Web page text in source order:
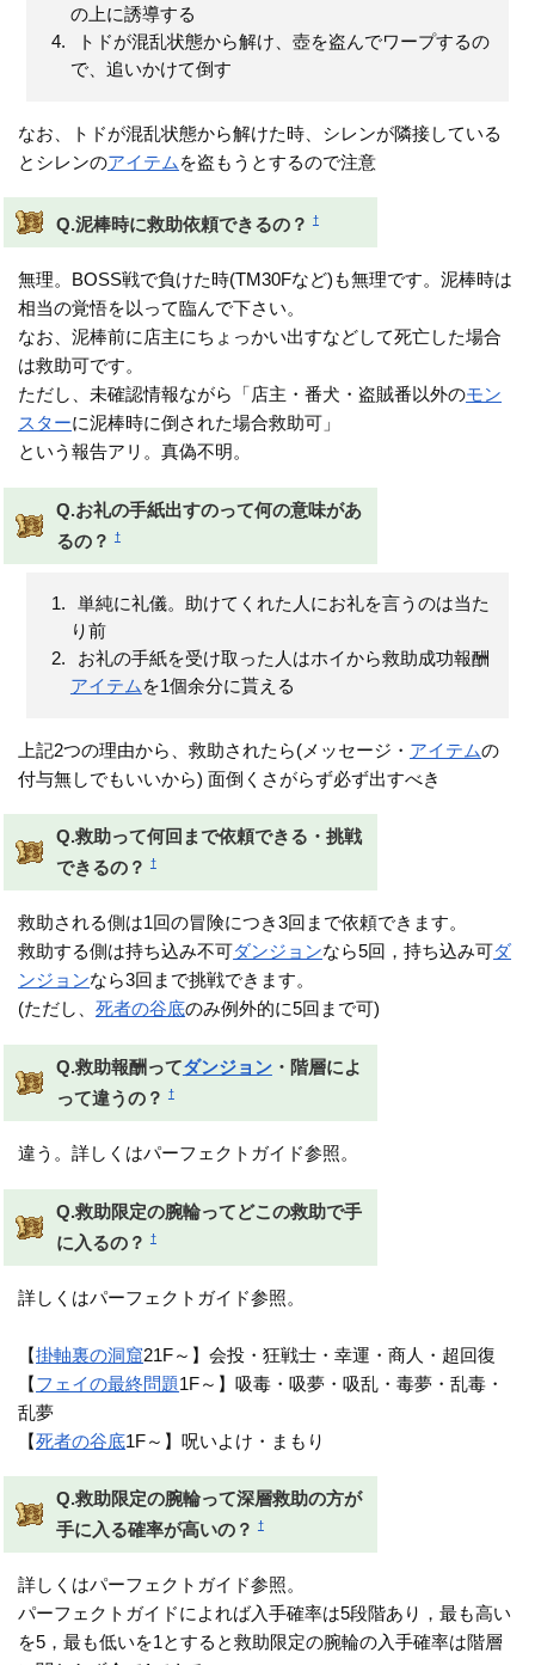
の上に誘導する
トドが混乱状態から解け、壺を盗んでワープするの
で、追いかけて倒す
なお、トドが混乱状態から解けた時、シレンが隣接している
とシレンのアイテム を盗もうとするので注意
Q.泥棒時に救助依頼できるの？ †
無理。BOSS戦で負けた時(TM30Fなど)も無理です。泥棒時は
相当の覚悟を以って臨んで下さい。
なお、泥棒前に店主にちょっかい出すなどして死亡した場合
は救助可です。
ただし、未確認情報ながら「店主・番犬・盗賊番以外のモン
スターに泥棒時に倒された場合救助可」
という報告アリ。真偽不明。
Q.お礼の手紙出すのって何の意味があ
るの？
†
単純に礼儀。助けてくれた人にお礼を言うのは当た
り前
お礼の手紙を受け取った人はホイから救助成功報酬
アイテム を1個余分に貰える
上記2つの理由から、救助されたら(メッセージ・ アイテムの
付与無しでもいいから) 面倒くさがらず必ず出すべき
Q.救助って何回まで依頼できる・挑戦
できるの？
†
救助される側は1回の冒険につき3回まで依頼できます。
救助する側は持ち込み不可ダンジョンなら5回，持ち込み可ダ
ンジョンなら3回まで挑戦できます。
(ただし、死者の谷底のみ例外的に5回まで可)
Q.救助報酬ってダンジョン・階層によ
って違うの？
†
違う。詳しくはパーフェクトガイド参照。
Q.救助限定の腕輪ってどこの救助で手
に入るの？
†
詳しくはパーフェクトガイド参照。
【掛軸裏の洞窟21F～】会投・狂戦士・幸運・商人・超回復
【フェイの最終問題1F～】吸毒・吸夢・吸乱・毒夢・乱毒・
乱夢
【死者の谷底1F～】呪いよけ・まもり
Q.救助限定の腕輪って深層救助の方が
手に入る確率が高いの？
†
詳しくはパーフェクトガイド参照。
パーフェクトガイドによれば入手確率は5段階あり，最も高い
を5，最も低いを1とすると救助限定の腕輪の入手確率は階層